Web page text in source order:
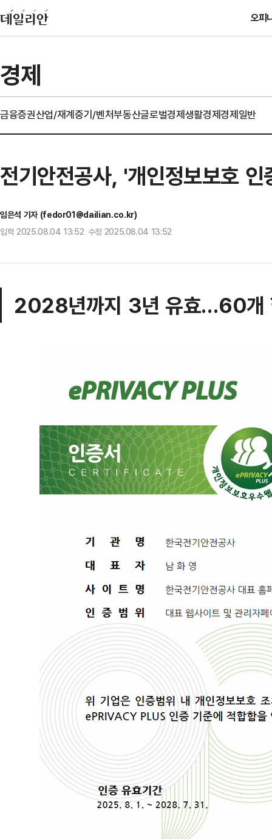
오피
경제
금융증권산업/재계중기/벤처부동산글로벌경제생활경제경제일반
전기안전공사, '개인정보보호
임은석 기자 (fedor01@dailian.co.kr)
입력 2025.08.04 13:52 수정 2025.08.04 13:52
2028년까지 3년 유효…60개